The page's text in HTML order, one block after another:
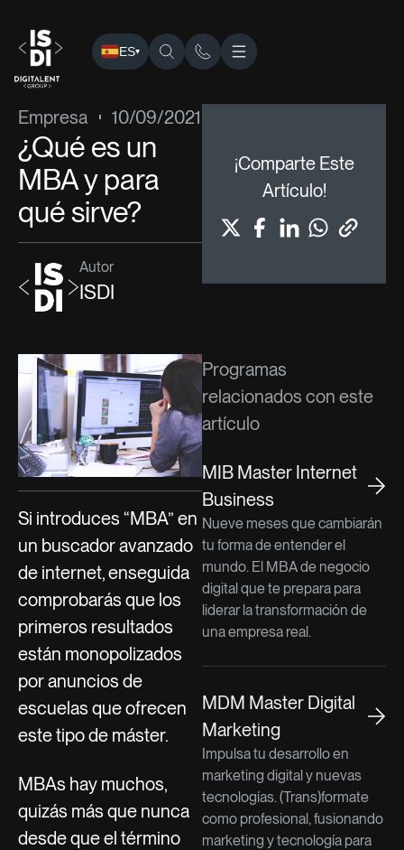
ES▾
ISDI› ›Empresa› ¿Qué es un MBA y para qué sirve?
Empresa 10/09/2021
¿Qué es un
MBA y para
qué sirve?
Autor
ISDI
Si introduces “MBA” en
un buscador avanzado
de internet, enseguida
comprobarás que los
primeros resultados
están monopolizados
por anuncios de
escuelas que ofrecen
este tipo de máster.
MBAs hay muchos,
quizás más que nunca
desde que el término
¡Comparte Este
Artículo!
Programas
relacionados con este
artículo
MIB Master Internet
Business
Nueve meses que cambiarán
tu forma de entender el
mundo. El MBA de negocio
digital que te prepara para
liderar la transformación de
una empresa real.
MDM Master Digital
Marketing
Impulsa tu desarrollo en
marketing digital y nuevas
tecnologías. (Trans)formate
como profesional, fusionando
marketing y tecnología para